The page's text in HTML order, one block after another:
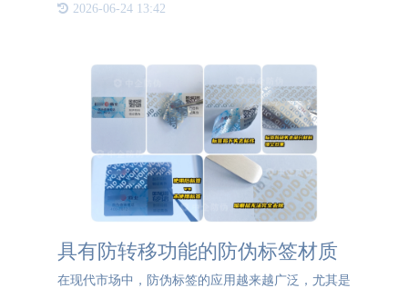
发展阶段。早期的电池防伪主要依赖于简单的物理标
2026-06-24 13:42
​具有防转移功能的防伪标签材质
在现代市场中，防伪标签的应用越来越广泛，尤其是